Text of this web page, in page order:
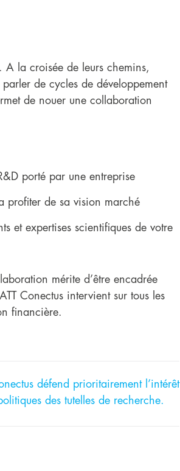
A la croisée de leurs chemins,
de cycles de développement
de nouer une collaboration
porté par une entreprise
profiter de sa vision marché
et expertises scientifiques de votre
mérite d’être encadrée
Conectus intervient sur tous les
financière.
défend prioritairement l’intérêt
des tutelles de recherche.